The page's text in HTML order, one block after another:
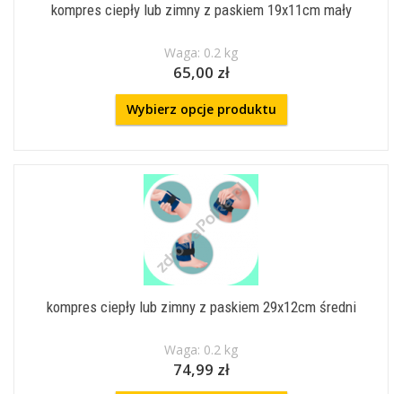
kompres ciepły lub zimny z paskiem 19x11cm mały
Waga: 0.2 kg
65,00 zł
Wybierz opcje produktu
kompres ciepły lub zimny z paskiem 29x12cm średni
Waga: 0.2 kg
74,99 zł